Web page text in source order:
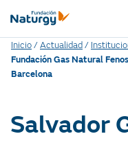
Inicio/Actualidad /
Fundación Gas Natural
Barcelona
Salvador